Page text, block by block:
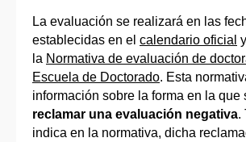
La evaluación se realizará en las
establecidas en el calendario oficial
la Normativa de evaluación de
Escuela de Doctorado. Esta
información sobre la forma en la que
reclamar una evaluación negativa.
indica en la normativa, dicha